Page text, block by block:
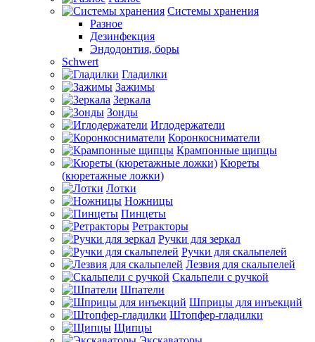
Системы хранения
Разное
Дезинфекция
Эндодонтия, боры
Schwert
Гладилки
Зажимы
Зеркала
Зонды
Иглодержатели
Коронкосниматели
Крампонные щипцы
Кюреты
(кюретажные ложки)
Лотки
Ножницы
Пинцеты
Ретракторы
Ручки для зеркал
Ручки для скальпелей
Лезвия для скальпелей
Скальпели с ручкой
Шпатели
Шприцы для инъекций
Штопфер-гладилки
Щипцы